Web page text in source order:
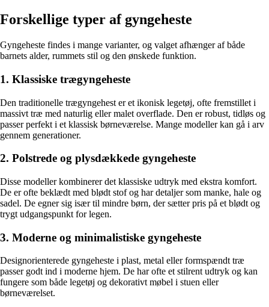
Forskellige typer af gyngeheste
Gyngeheste findes i mange varianter, og valget afhænger af både
barnets alder, rummets stil og den ønskede funktion.
1. Klassiske trægyngeheste
Den traditionelle trægyngehest er et ikonisk legetøj, ofte fremstillet i
massivt træ med naturlig eller malet overflade. Den er robust, tidløs og
passer perfekt i et klassisk børneværelse. Mange modeller kan gå i arv
gennem generationer.
2. Polstrede og plysdækkede gyngeheste
Disse modeller kombinerer det klassiske udtryk med ekstra komfort.
De er ofte beklædt med blødt stof og har detaljer som manke, hale og
sadel. De egner sig især til mindre børn, der sætter pris på et blødt og
trygt udgangspunkt for legen.
3. Moderne og minimalistiske gyngeheste
Designorienterede gyngeheste i plast, metal eller formspændt træ
passer godt ind i moderne hjem. De har ofte et stilrent udtryk og kan
fungere som både legetøj og dekorativt møbel i stuen eller
børneværelset.